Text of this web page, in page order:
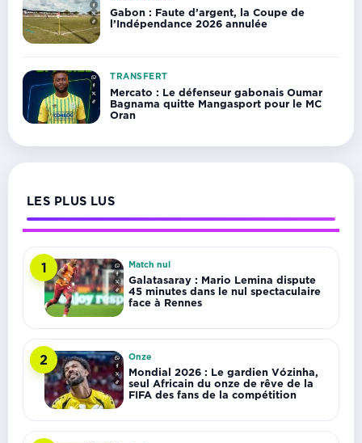
Gabon : Faute d’argent, la Coupe de
l’Indépendance 2026 annulée
TRANSFERT
Mercato : Le défenseur gabonais Oumar
Bagnama quitte Mangasport pour le MC
Oran
LES PLUS LUS
1 Match nul
Galatasaray : Mario Lemina dispute
45 minutes dans le nul spectaculaire
face à Rennes
2 Onze
Mondial 2026 : Le gardien Vózinha,
seul Africain du onze de rêve de la
FIFA des fans de la compétition